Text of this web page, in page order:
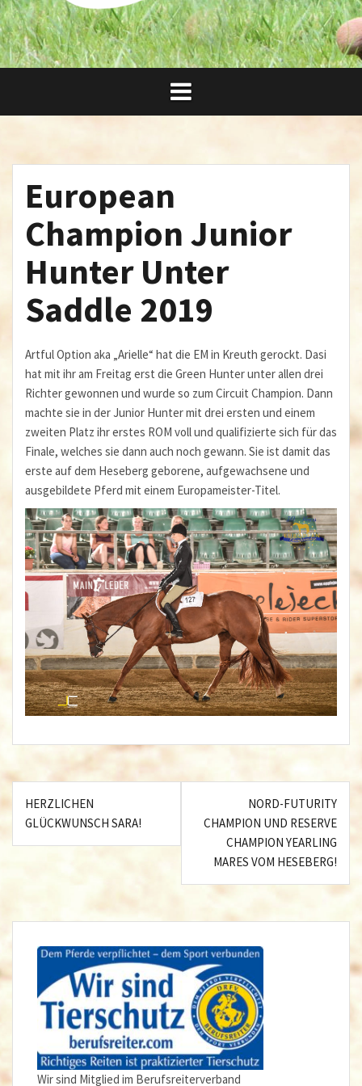
European
Champion Junior
Hunter Unter
Saddle 2019
Artful Option aka „Arielle“ hat die EM in Kreuth gerockt. Dasi
hat mit ihr am Freitag erst die Green Hunter unter allen drei
Richter gewonnen und wurde so zum Circuit Champion. Dann
machte sie in der Junior Hunter mit drei ersten und einem
zweiten Platz ihr erstes ROM voll und qualifizierte sich für das
Finale, welches sie dann auch noch gewann. Sie ist damit das
erste auf dem Heseberg geborene, aufgewachsene und
ausgebildete Pferd mit einem Europameister-Titel.
Beitragsnavigation
HERZLICHEN
GLÜCKWUNSCH SARA!
NORD-FUTURITY
CHAMPION UND RESERVE
CHAMPION YEARLING
MARES VOM HESEBERG!
Wir sind Mitglied im Berufsreiterverband